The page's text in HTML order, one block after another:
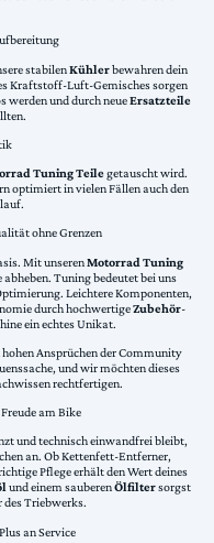
stabilenKühlerbewahren dein
Kraftstoff-Luft-Gemisches sorgen
werden und durch neueErsatzteile
Tuning Teilegetauscht wird.
optimiert in vielen Fällen auch den
ohne Grenzen
Mit unserenMotorrad Tuning
Tuning bedeutet bei uns
Leichtere Komponenten,
durch hochwertigeZubehör-
ein echtes Unikat.
Ansprüchen der Community
und wir möchten dieses
rechtfertigen.
am Bike
und technisch einwandfrei bleibt,
an. Ob Kettenfett-Entferner,
Pflege erhält den Wert deines
und einem sauberenÖlfiltersorgst
des Triebwerks.
an Service